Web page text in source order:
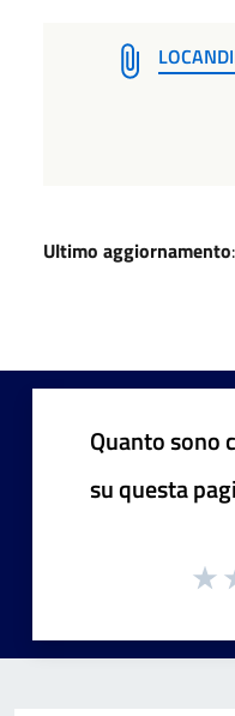
Ultimo aggiornamento
Quanto sono
su questa